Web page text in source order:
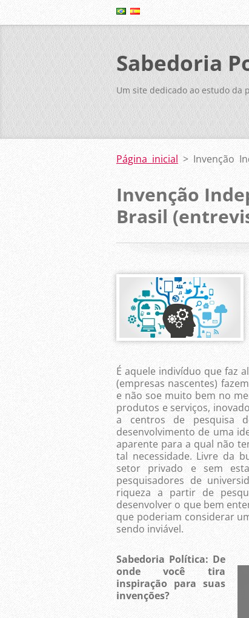
Sabedoria
Um site dedicado ao estudo da
Página inicial > Invenção
Invenção
Brasil
É aquele indivíduo que faz
(empresas nascentes)
e não soe muito bem no
produtos e serviços,
a centros de pesquisa
desenvolvimento de uma
aparente para a qual não
tal necessidade. Livre da
setor privado e sem
pesquisadores de
riqueza a partir de
desenvolver o que bem
que poderiam considerar
sendo inviável.
Sabedoria Política: De
onde você tira
inspiração para suas
invenções?